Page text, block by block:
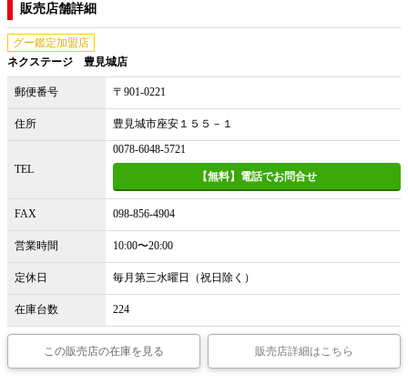
販売店舗詳細
グー鑑定加盟店
ネクステージ 豊見城店
郵便番号 〒901-0221
住所 豊見城市座安１５５－１
TEL
0078-6048-5721
【無料】電話でお問合せ
FAX 098-856-4904
営業時間 10:00〜20:00
定休日 毎月第三水曜日（祝日除く）
在庫台数 224
この販売店の在庫を見る 販売店詳細はこちら